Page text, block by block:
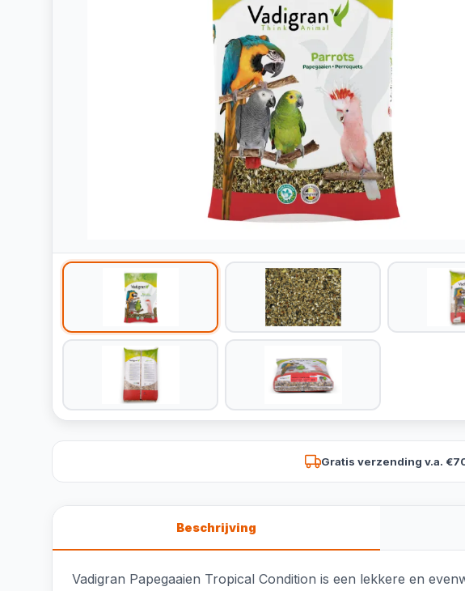
Gratis verzending v.a.
Beschrijving
Vadigran Papegaaien Tropical Condition is een lekkere en